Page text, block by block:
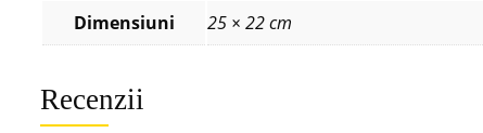
Dimensiuni
25 × 22 cm
Recenzii